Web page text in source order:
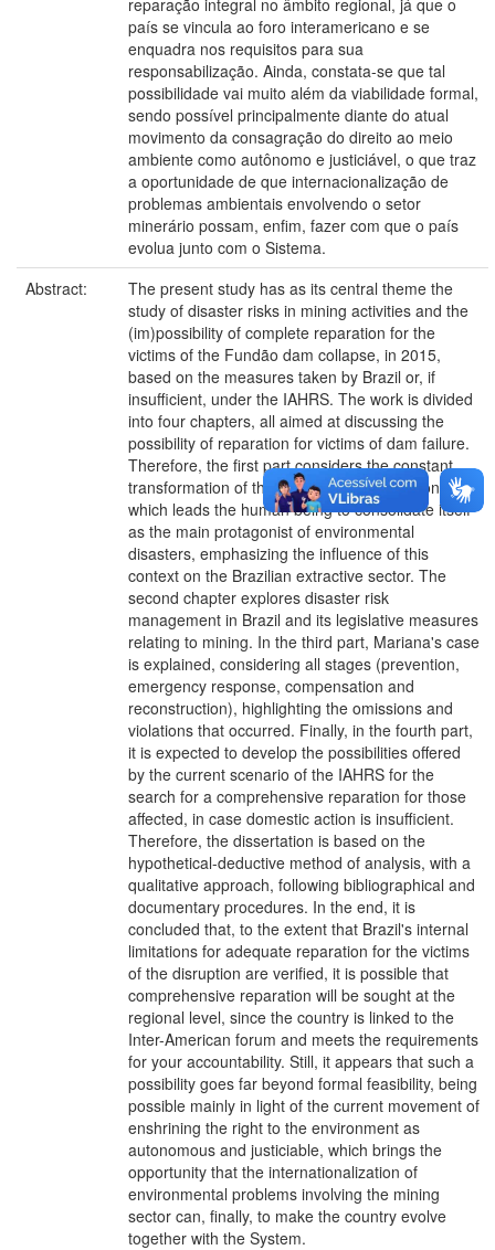
país se vincula ao foro interamericano e se
enquadra nos requisitos para sua
responsabilização. Ainda, constata-se que tal
possibilidade vai muito além da viabilidade formal,
sendo possível principalmente diante do atual
movimento da consagração do direito ao meio
ambiente como autônomo e justiciável, o que traz
a oportunidade de que internacionalização de
problemas ambientais envolvendo o setor
minerário possam, enfim, fazer com que o país
evolua junto com o Sistema.
Abstract:
The present study has as its central theme the
study of disaster risks in mining activities and the
(im)possibility of complete reparation for the
victims of the Fundão dam collapse, in 2015,
based on the measures taken by Brazil or, if
insufficient, under the IAHRS. The work is divided
into four chapters, all aimed at discussing the
possibility of reparation for victims of dam failure.
Therefore, the first part considers the constant
transformation of the man vs. nature relationship,
which leads the human being to consolidate itself
as the main protagonist of environmental
disasters, emphasizing the influence of this
context on the Brazilian extractive sector. The
second chapter explores disaster risk
management in Brazil and its legislative measures
relating to mining. In the third part, Mariana's case
is explained, considering all stages (prevention,
emergency response, compensation and
reconstruction), highlighting the omissions and
violations that occurred. Finally, in the fourth part,
it is expected to develop the possibilities offered
by the current scenario of the IAHRS for the
search for a comprehensive reparation for those
affected, in case domestic action is insufficient.
Therefore, the dissertation is based on the
hypothetical-deductive method of analysis, with a
qualitative approach, following bibliographical and
documentary procedures. In the end, it is
concluded that, to the extent that Brazil's internal
limitations for adequate reparation for the victims
of the disruption are verified, it is possible that
comprehensive reparation will be sought at the
regional level, since the country is linked to the
Inter-American forum and meets the requirements
for your accountability. Still, it appears that such a
possibility goes far beyond formal feasibility, being
possible mainly in light of the current movement of
enshrining the right to the environment as
autonomous and justiciable, which brings the
opportunity that the internationalization of
environmental problems involving the mining
sector can, finally, to make the country evolve
together with the System.